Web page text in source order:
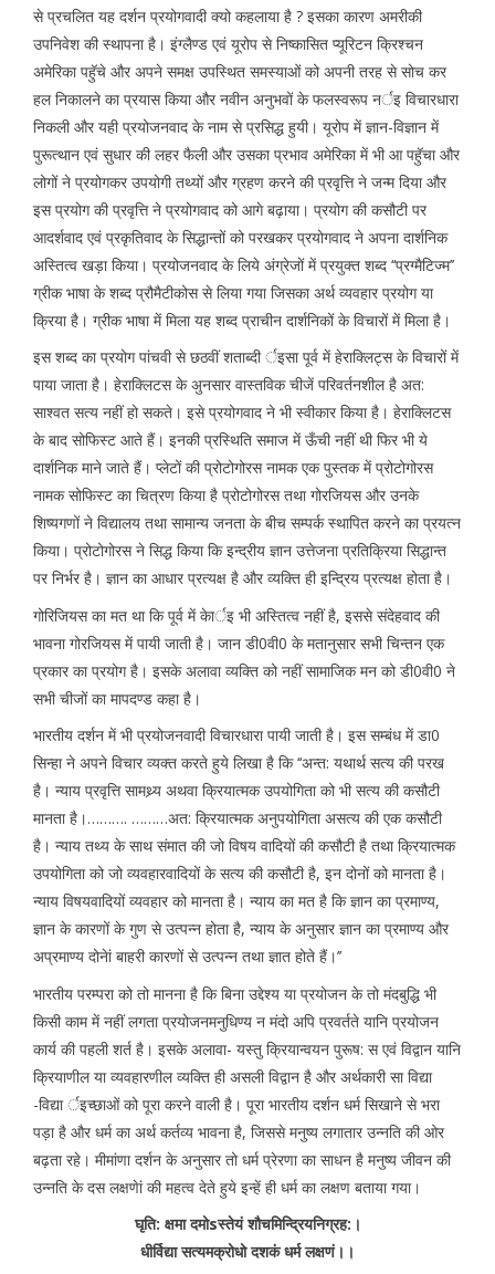
से प्रचलित यह दर्शन प्रयोगवादी क्यो कहलाया है ? इसका कारण अमरीकी
उपनिवेश की स्थापना है। इंग्लैण्ड एवं यूरोप से निष्कासित प्यूरिटन क्रिश्चन
अमेरिका पहॅुचे और अपने समक्ष उपस्थित समस्याओं को अपनी तरह से सोच कर
हल निकालने का प्रयास किया और नवीन अनुभवों के फलस्वरूप नर्इ विचारधारा
निकली और यही प्रयोजनवाद के नाम से प्रसिद्ध हुयी। यूरोप में ज्ञान-विज्ञान में
पुरूत्थान एवं सुधार की लहर फैली और उसका प्रभाव अमेरिका में भी आ पहॅुचा और
लोगों ने प्रयोगकर उपयोगी तथ्यों और ग्रहण करने की प्रवृत्ति ने जन्म दिया और
इस प्रयोग की प्रवृत्ति ने प्रयोगवाद को आगे बढ़ाया। प्रयोग की कसौटी पर
आदर्शवाद एवं प्रकृतिवाद के सिद्धान्तों को परखकर प्रयोगवाद ने अपना दार्शनिक
अस्तित्व खड़ा किया। प्रयोजनवाद के लिये अंग्रेजों में प्रयुक्त शब्द ‘‘प्रग्मैटिज्म’’
ग्रीक भाषा के शब्द प्रौमैटीकोस से लिया गया जिसका अर्थ व्यवहार प्रयोग या
क्रिया है। ग्रीक भाषा में मिला यह शब्द प्राचीन दार्शनिकों के विचारों में मिला है।
इस शब्द का प्रयोग पांचवी से छठवीं शताब्दी र्इसा पूर्व में हेराक्लिट्स के विचारों में
पाया जाता है। हेराक्लिटस के अुनसार वास्तविक चीजें परिवर्तनशील है अत:
साश्वत सत्य नहीं हो सकते। इसे प्रयोगवाद ने भी स्वीकार किया है। हेराक्लिटस
के बाद सोफिस्ट आते हैं। इनकी प्रस्थिति समाज में ऊँची नहीं थी फिर भी ये
दार्शनिक माने जाते हैं। प्लेटों की प्रोटोगोरस नामक एक पुस्तक में प्रोटोगोरस
नामक सोफिस्ट का चित्रण किया है प्रोटोगोरस तथा गोरजियस और उनके
शिष्यगणों ने विद्यालय तथा सामान्य जनता के बीच सम्पर्क स्थापित करने का प्रयत्न
किया। प्रोटोगोरस ने सिद्ध किया कि इन्द्रीय ज्ञान उत्तेजना प्रतिक्रिया सिद्धान्त
पर निर्भर है। ज्ञान का आधार प्रत्यक्ष है और व्यक्ति ही इन्द्रिय प्रत्यक्ष होता है।
गोरिजियस का मत था कि पूर्व में केार्इ भी अस्तित्व नहीं है, इससे संदेहवाद की
भावना गोरजियस में पायी जाती है। जान डी0वी0 के मतानुसार सभी चिन्तन एक
प्रकार का प्रयोग है। इसके अलावा व्यक्ति को नहीं सामाजिक मन को डी0वी0 ने
सभी चीजों का मापदण्ड कहा है।
भारतीय दर्शन में भी प्रयोजनवादी विचारधारा पायी जाती है। इस सम्बंध में डा0
सिन्हा ने अपने विचार व्यक्त करते हुये लिखा है कि ‘‘अन्त: यथार्थ सत्य की परख
है। न्याय प्रवृत्ति सामथ्र्य अथवा क्रियात्मक उपयोगिता को भी सत्य की कसौटी
मानता है।………. ………अत: क्रियात्मक अनुपयोगिता असत्य की एक कसौटी
है। न्याय तथ्य के साथ संमात की जो विषय वादियों की कसौटी है तथा क्रियात्मक
उपयोगिता को जो व्यवहारवादियों के सत्य की कसौटी है, इन दोनों को मानता है।
न्याय विषयवादियों व्यवहार को मानता है। न्याय का मत है कि ज्ञान का प्रमाण्य,
ज्ञान के कारणों के गुण से उत्पन्न होता है, न्याय के अनुसार ज्ञान का प्रमाण्य और
अप्रमाण्य दोनेां बाहरी कारणों से उत्पन्न तथा ज्ञात होते हैं।’’
भारतीय परम्परा को तो मानना है कि बिना उद्देश्य या प्रयोजन के तो मंदबुद्धि भी
किसी काम में नहीं लगता प्रयोजनमनुधिण्य न मंदो अपि प्रवर्तते यानि प्रयोजन
कार्य की पहली शर्त है। इसके अलावा- यस्तु क्रियान्वयन पुरूष: स एवं विद्वान यानि
क्रियाणील या व्यवहारणील व्यक्ति ही असली विद्वान है और अर्थकारी सा विद्या
-विद्या र्इच्छाओं को पूरा करने वाली है। पूरा भारतीय दर्शन धर्म सिखाने से भरा
पड़ा है और धर्म का अर्थ कर्तव्य भावना है, जिससे मनुष्य लगातार उन्नति की ओर
बढ़ता रहे। मीमांणा दर्शन के अनुसार तो धर्म प्रेरणा का साधन है मनुष्य जीवन की
उन्नति के दस लक्षणेां की महत्व देते हुये इन्हें ही धर्म का लक्षण बताया गया।
घृति: क्षमा दमोsस्तेयं शौचमिन्द्रियनिग्रह:।
धीर्विद्या सत्यमक्रोधो दशकं धर्म लक्षणं।।